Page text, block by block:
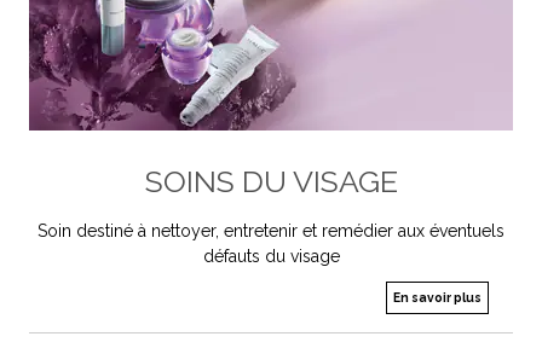
SOINS DU VISAGE
Soin destiné à nettoyer, entretenir et remédier aux éventuels
défauts du visage
En savoir plus